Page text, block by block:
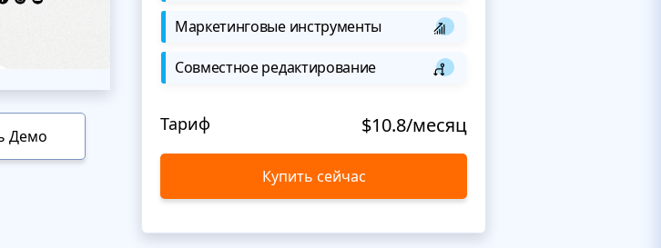
Демо
Маркетинговые инструменты
Совместное редактирование
Тариф $10.8/месяц
Купить сейчас